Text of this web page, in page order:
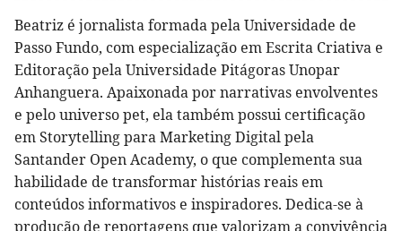
Beatriz é jornalista formada pela Universidade de
Passo Fundo, com especialização em Escrita Criativa e
Editoração pela Universidade Pitágoras Unopar
Anhanguera. Apaixonada por narrativas envolventes
e pelo universo pet, ela também possui certificação
em Storytelling para Marketing Digital pela
Santander Open Academy, o que complementa sua
habilidade de transformar histórias reais em
conteúdos informativos e inspiradores. Dedica-se à
produção de reportagens que valorizam a convivência